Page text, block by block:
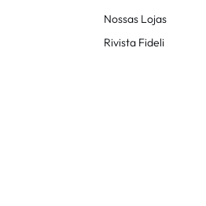
Nossas Lojas
Rivista Fideli